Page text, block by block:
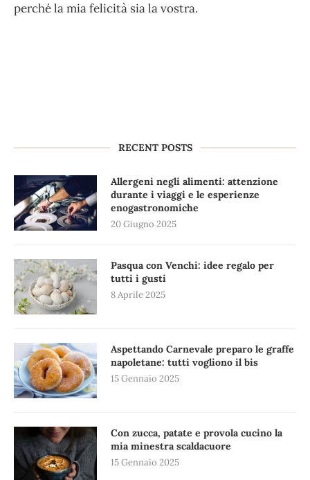
perché la mia felicità sia la vostra.
RECENT POSTS
Allergeni negli alimenti: attenzione
durante i viaggi e le esperienze
enogastronomiche
20 Giugno 2025
Pasqua con Venchi: idee regalo per
tutti i gusti
8 Aprile 2025
Aspettando Carnevale preparo le graffe
napoletane: tutti vogliono il bis
15 Gennaio 2025
Con zucca, patate e provola cucino la
mia minestra scaldacuore
15 Gennaio 2025